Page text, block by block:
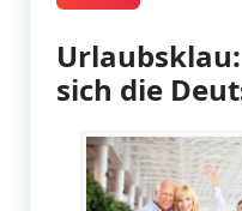
sich die